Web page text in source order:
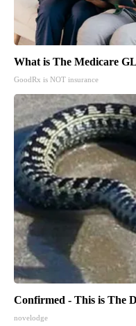
What is The Medicare
GoodRx is NOT insurance
Confirmed - This is The
novelodge